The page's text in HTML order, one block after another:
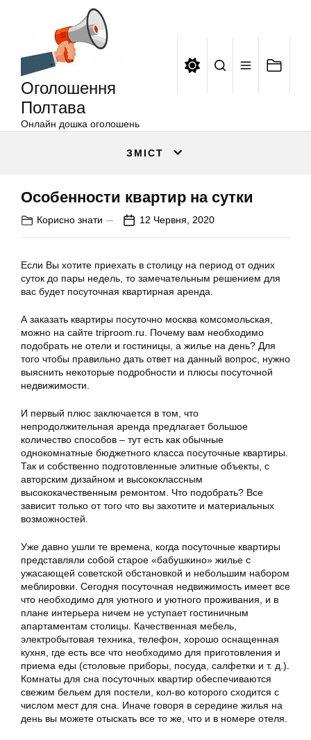
Оголошення
Полтава
Онлайн дошка оголошень
ЗМІСТ
Особенности квартир на сутки
Корисно знати 12 Червня, 2020
Если Вы хотите приехать в столицу на период от одних
суток до пары недель, то замечательным решением для
вас будет посуточная квартирная аренда.
А заказать квартиры посуточно москва комсомольская,
можно на сайте triproom.ru. Почему вам необходимо
подобрать не отели и гостиницы, а жилье на день? Для
того чтобы правильно дать ответ на данный вопрос, нужно
выяснить некоторые подробности и плюсы посуточной
недвижимости.
И первый плюс заключается в том, что
непродолжительная аренда предлагает большое
количество способов – тут есть как обычные
однокомнатные бюджетного класса посуточные квартиры.
Так и собственно подготовленные элитные объекты, с
авторским дизайном и высококлассным
высококачественным ремонтом. Что подобрать? Все
зависит только от того что вы захотите и материальных
возможностей.
Уже давно ушли те времена, когда посуточные квартиры
представляли собой старое «бабушкино» жилье с
ужасающей советской обстановкой и небольшим набором
меблировки. Сегодня посуточная недвижимость имеет все
что необходимо для уютного и уютного проживания, и в
плане интерьера ничем не уступает гостиничным
апартаментам столицы. Качественная мебель,
электробытовая техника, телефон, хорошо оснащенная
кухня, где есть все что необходимо для приготовления и
приема еды (столовые приборы, посуда, салфетки и т. д.).
Комнаты для сна посуточных квартир обеспечиваются
свежим бельем для постели, кол-во которого сходится с
числом мест для сна. Иначе говоря в середине жилья на
день вы можете отыскать все то же, что и в номере отеля.